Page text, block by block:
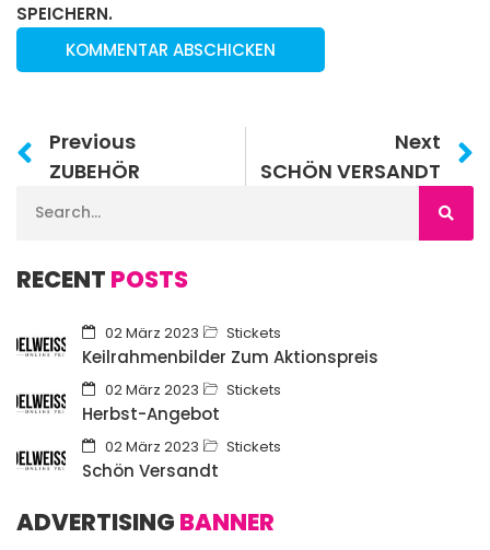
SPEICHERN.
Previous
ZUBEHÖR
Next
SCHÖN VERSANDT
RECENT POSTS
02 März 2023 Stickets
Keilrahmenbilder Zum Aktionspreis
02 März 2023 Stickets
Herbst-Angebot
02 März 2023 Stickets
Schön Versandt
ADVERTISING BANNER